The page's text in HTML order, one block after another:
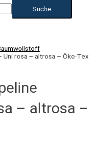
rosa – altrosa – Öko-Tex
– altrosa –